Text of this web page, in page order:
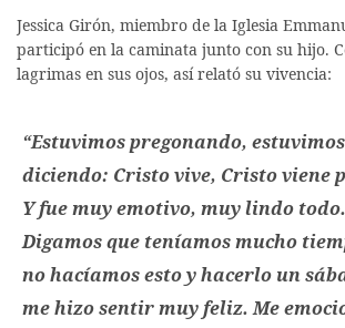
Jessica Girón, miembro de la Iglesia
participó en la caminata junto con su hijo.
lagrimas en sus ojos, así relató su vivencia:
“Estuvimos pregonando, estuvimos
diciendo: Cristo vive, Cristo viene
Y fue muy emotivo, muy lindo todo.
Digamos que teníamos mucho
no hacíamos esto y hacerlo un
me hizo sentir muy feliz. Me